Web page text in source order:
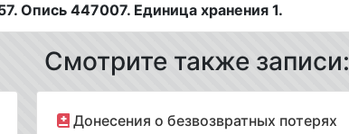
Опись 447007. Единица хранения 1.
Смотрите также записи:
Донесения о безвозвратных потерях